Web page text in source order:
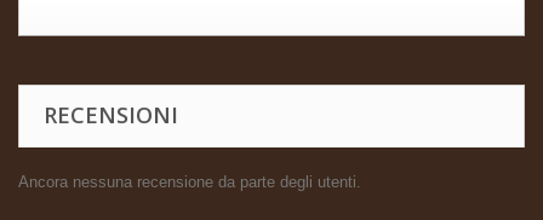
RECENSIONI
Ancora nessuna recensione da parte degli utenti.